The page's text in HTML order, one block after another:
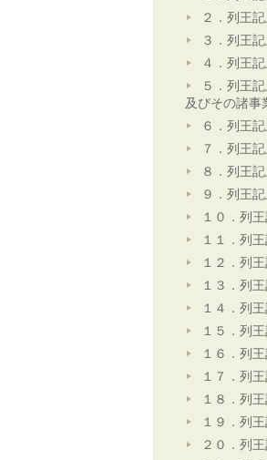
２．列王
３．列王
４．列王
５．列王
及びその諸事
６．列王
７．列王
８．列王
９．列王
１０．列
１１．列
１２．列
１３．列
１４．列
１５．列
１６．列
１７．列
１８．列
１９．列
２０．列